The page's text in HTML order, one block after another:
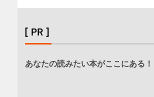
[ PR ]
あなたの読みたい本がここにある！